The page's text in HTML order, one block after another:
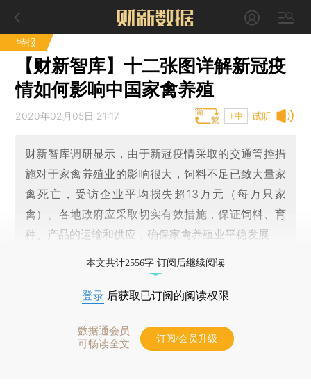
特报
【财新智库】十二张图详解新冠疫
情如何影响中国家禽养殖
试听
2020年02月05日 21:17 T中
财新智库调研显示，由于新冠疫情采取的交通管控措
施对于家禽养殖业的影响很大，饲料不足已致大量家
禽死亡，受访企业平均损失超13万元（每万只家
禽）。各地政府应采取切实有效措施，保证饲料、育
种、产品的运输和供应，确保家禽养殖业平稳发展
本文共计2556字 订阅后继续阅读
登录 后获取已订阅的阅读权限
数据通会员
可畅读全文
订阅/会员升级